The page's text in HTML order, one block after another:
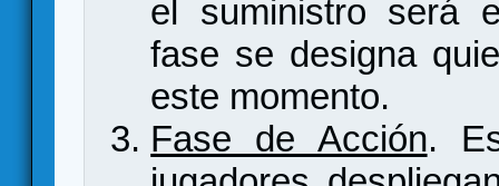
el suministro será
fase se designa
este momento.
Fase de Acción.